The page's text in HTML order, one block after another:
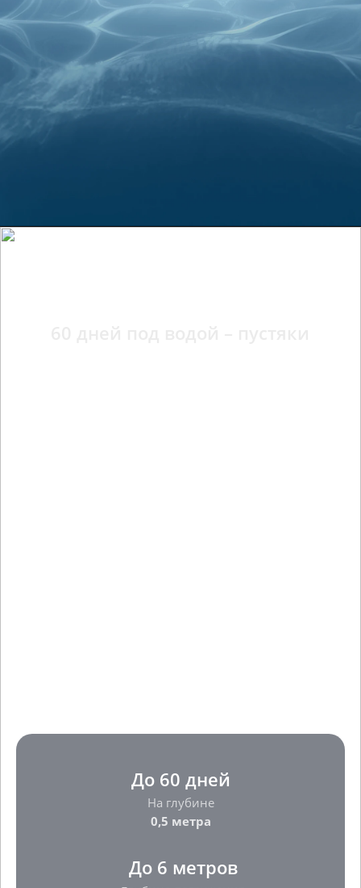
До 6 метров
0,5 метра
На глубине
До 60 дней